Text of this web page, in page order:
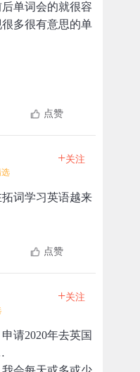
单词会的就很容
多很有意思的单
点赞
+关注
词学习英语越来
点赞
+关注
请2020年去英国